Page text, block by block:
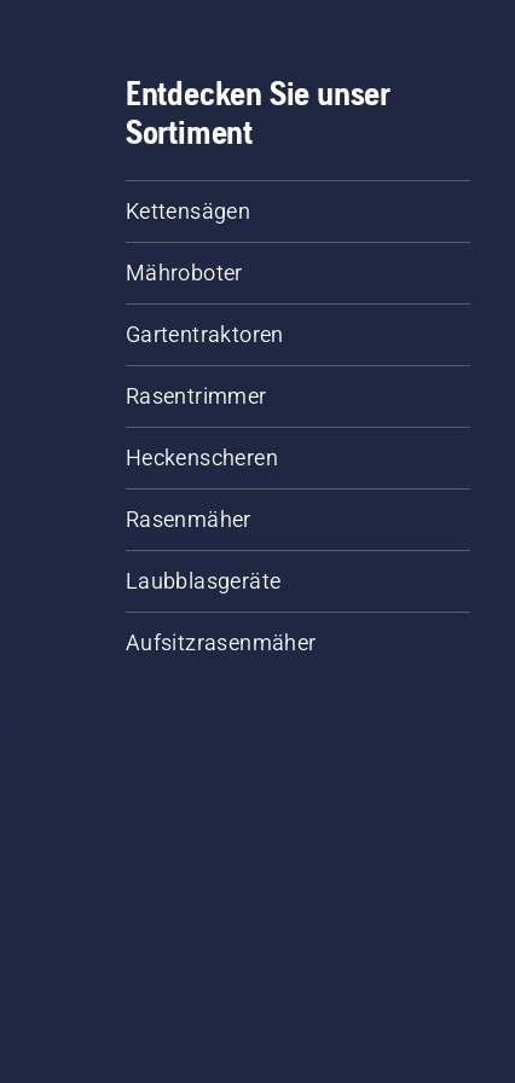
Entdecken Sie unser
Sortiment
Kettensägen
Mähroboter
Gartentraktoren
Rasentrimmer
Heckenscheren
Rasenmäher
Laubblasgeräte
Aufsitzrasenmäher